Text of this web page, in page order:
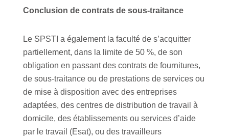
Conclusion de contrats de sous-traitance
Le SPSTI a également la faculté de s’acquitter
partiellement, dans la limite de 50 %, de son
obligation en passant des contrats de fournitures,
de sous-traitance ou de prestations de services ou
de mise à disposition avec des entreprises
adaptées, des centres de distribution de travail à
domicile, des établissements ou services d’aide
par le travail (Esat), ou des travailleurs